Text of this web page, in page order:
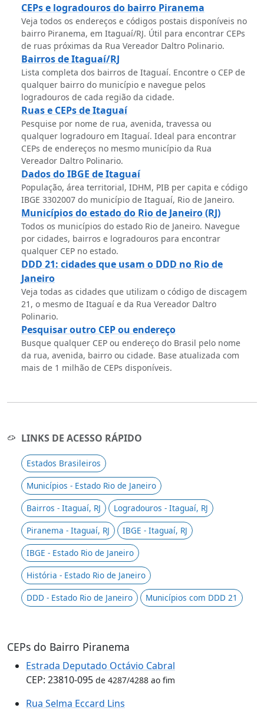
CEPs e logradouros do bairro Piranema
Veja todos os endereços e códigos postais disponíveis no
bairro Piranema, em Itaguaí/RJ. Útil para encontrar CEPs
de ruas próximas da Rua Vereador Daltro Polinario.
Bairros de Itaguaí/RJ
Lista completa dos bairros de Itaguaí. Encontre o CEP de
qualquer bairro do município e navegue pelos
logradouros de cada região da cidade.
Ruas e CEPs de Itaguaí
Pesquise por nome de rua, avenida, travessa ou
qualquer logradouro em Itaguaí. Ideal para encontrar
CEPs de endereços no mesmo município da Rua
Vereador Daltro Polinario.
Dados do IBGE de Itaguaí
População, área territorial, IDHM, PIB per capita e código
IBGE 3302007 do município de Itaguaí, Rio de Janeiro.
Municípios do estado do Rio de Janeiro (RJ)
Todos os municípios do estado Rio de Janeiro. Navegue
por cidades, bairros e logradouros para encontrar
qualquer CEP no estado.
DDD 21: cidades que usam o DDD no Rio de
Janeiro
Veja todas as cidades que utilizam o código de discagem
21, o mesmo de Itaguaí e da Rua Vereador Daltro
Polinario.
Pesquisar outro CEP ou endereço
Busque qualquer CEP ou endereço do Brasil pelo nome
da rua, avenida, bairro ou cidade. Base atualizada com
mais de 1 milhão de CEPs disponíveis.
LINKS DE ACESSO RÁPIDO
Estados Brasileiros
Municípios - Estado Rio de Janeiro
Bairros - Itaguaí, RJ
Logradouros - Itaguaí, RJ
Piranema - Itaguaí, RJ
IBGE - Itaguaí, RJ
IBGE - Estado Rio de Janeiro
História - Estado Rio de Janeiro
DDD - Estado Rio de Janeiro
Municípios com DDD 21
CEPs do Bairro Piranema
Estrada Deputado Octávio Cabral
CEP: 23810-095 de 4287/4288 ao fim
Rua Selma Eccard Lins